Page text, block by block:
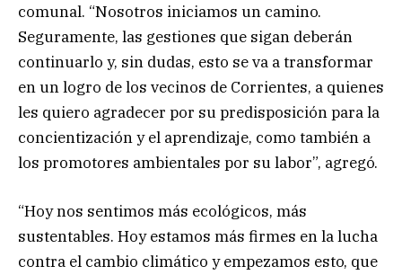
comunal. “Nosotros iniciamos un camino.
Seguramente, las gestiones que sigan deberán
continuarlo y, sin dudas, esto se va a transformar
en un logro de los vecinos de Corrientes, a quienes
les quiero agradecer por su predisposición para la
concientización y el aprendizaje, como también a
los promotores ambientales por su labor”, agregó.
“Hoy nos sentimos más ecológicos, más
sustentables. Hoy estamos más firmes en la lucha
contra el cambio climático y empezamos esto, que